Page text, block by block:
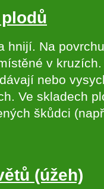
hnijí. Na
v kruzích.
nebo
Ve skladech
škůdci
(úžeh)